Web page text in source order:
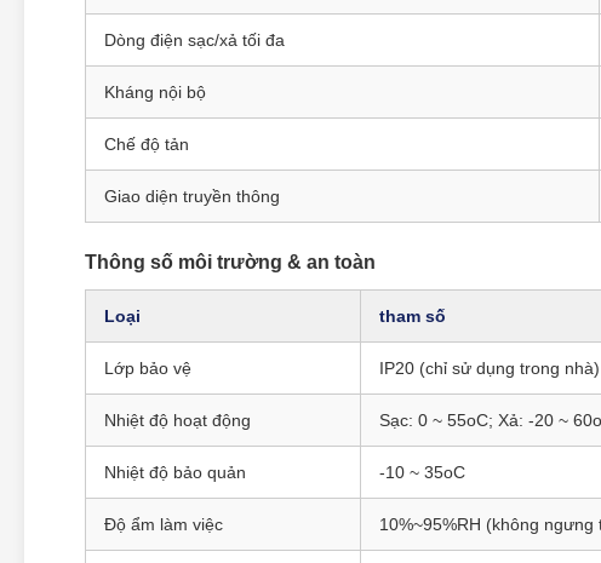
Dòng điện sạc/xả tối đa
Kháng nội bộ
Chế độ tản
Giao diện truyền thông
Thông số môi trường & an toàn
Loại tham số
Lớp bảo vệ IP20 (chỉ sử dụng trong nhà)
Nhiệt độ hoạt động Sạc: 0 ~ 55oC; Xả: -20 ~
Nhiệt độ bảo quản -10 ~ 35oC
Độ ẩm làm việc 10%~95%RH (không ngưng